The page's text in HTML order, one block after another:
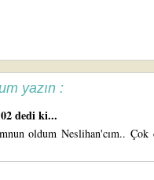
yazın :
dedi ki...
oldum Neslihan'cım.. Çok